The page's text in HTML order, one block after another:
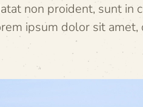
non proident, sunt in
ipsum dolor sit